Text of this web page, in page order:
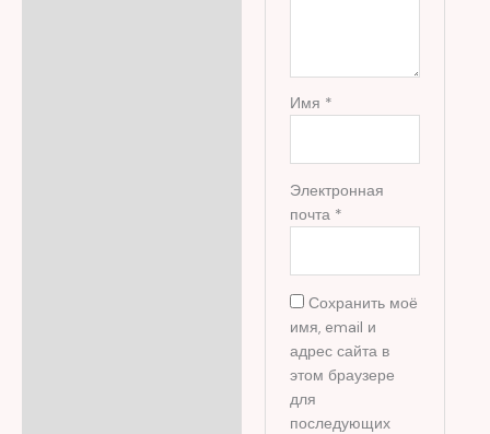
Имя *
Электронная
почта *
Сохранить моё
имя, email и
адрес сайта в
этом браузере
для
последующих